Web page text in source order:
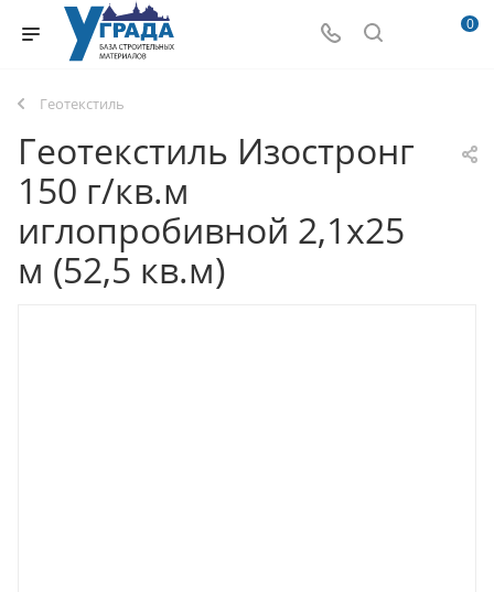
0
Геотекстиль
Геотекстиль Изостронг
150 г/кв.м
иглопробивной 2,1х25
м (52,5 кв.м)